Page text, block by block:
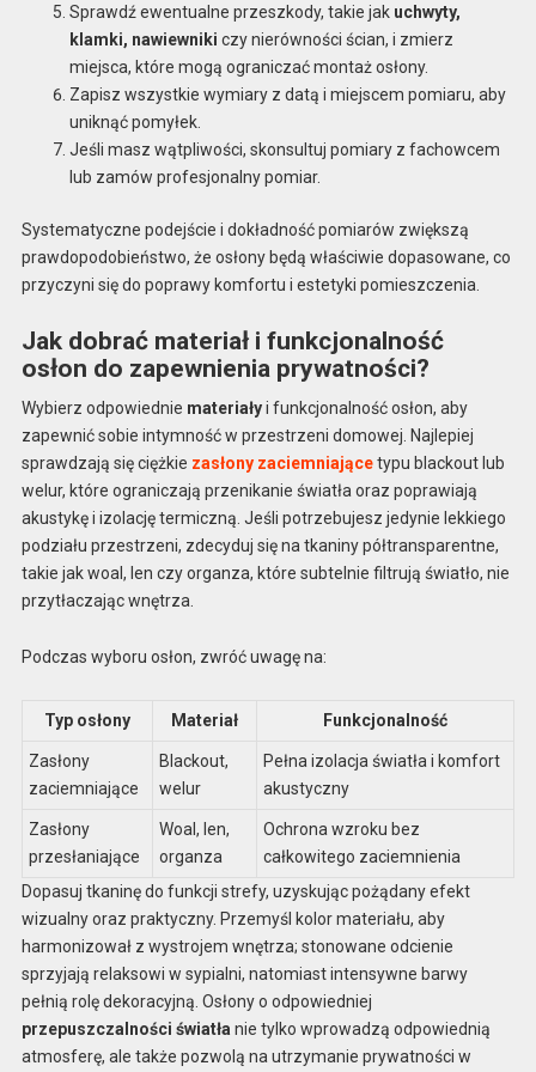
Sprawdź ewentualne przeszkody, takie jak uchwyty,
klamki, nawiewniki czy nierówności ścian, i zmierz
miejsca, które mogą ograniczać montaż osłony.
Zapisz wszystkie wymiary z datą i miejscem pomiaru, aby
uniknąć pomyłek.
Jeśli masz wątpliwości, skonsultuj pomiary z fachowcem
lub zamów profesjonalny pomiar.
Systematyczne podejście i dokładność pomiarów zwiększą
prawdopodobieństwo, że osłony będą właściwie dopasowane, co
przyczyni się do poprawy komfortu i estetyki pomieszczenia.
Jak dobrać materiał i funkcjonalność
osłon do zapewnienia prywatności?
Wybierz odpowiednie materiałyi funkcjonalność osłon, aby
zapewnić sobie intymność w przestrzeni domowej. Najlepiej
sprawdzają się ciężkie zasłony zaciemniającetypu blackout lub
welur, które ograniczają przenikanie światła oraz poprawiają
akustykę i izolację termiczną. Jeśli potrzebujesz jedynie lekkiego
podziału przestrzeni, zdecyduj się na tkaniny półtransparentne,
takie jak woal, len czy organza, które subtelnie filtrują światło, nie
przytłaczając wnętrza.
Podczas wyboru osłon, zwróć uwagę na:
Typ osłony Materiał Funkcjonalność
Zasłony
zaciemniające
Blackout,
welur
Pełna izolacja światła i komfort
akustyczny
Zasłony
przesłaniające
Woal, len,
organza
Ochrona wzroku bez
całkowitego zaciemnienia
Dopasuj tkaninę do funkcji strefy, uzyskując pożądany efekt
wizualny oraz praktyczny. Przemyśl kolor materiału, aby
harmonizował z wystrojem wnętrza; stonowane odcienie
sprzyjają relaksowi w sypialni, natomiast intensywne barwy
pełnią rolę dekoracyjną. Osłony o odpowiedniej
przepuszczalności światła nie tylko wprowadzą odpowiednią
atmosferę, ale także pozwolą na utrzymanie prywatności w